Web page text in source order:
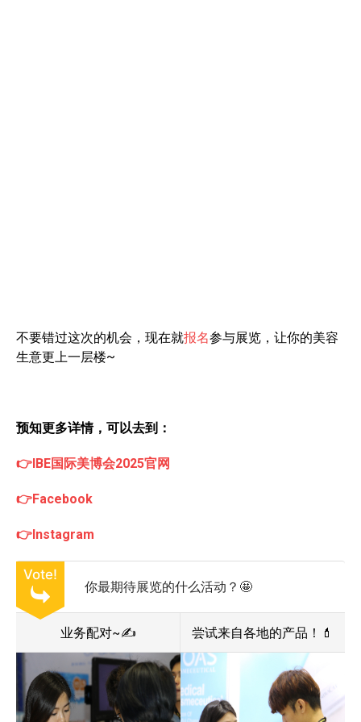
不要错过这次的机会，现在就报名参与展览，让你的美容
生意更上一层楼~
预知更多详情，可以去到：
👉IBE国际美博会2025官网
👉Facebook
👉Instagram